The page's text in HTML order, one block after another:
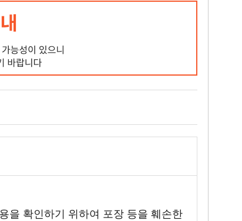
을 확인하기 위하여 포장 등을 훼손한